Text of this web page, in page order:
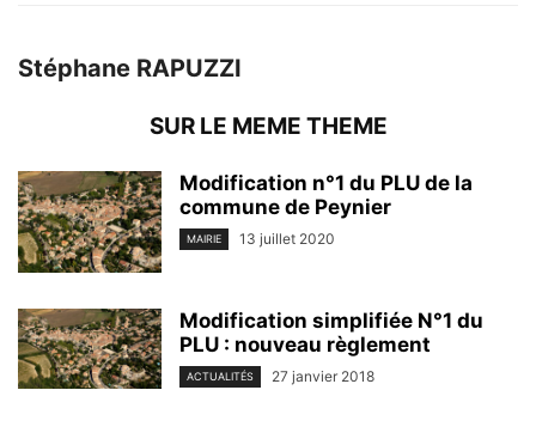
Stéphane RAPUZZI
SUR LE MEME THEME
Modification n°1 du PLU de la
commune de Peynier
MAIRIE 13 juillet 2020
Modification simplifiée N°1 du
PLU : nouveau règlement
ACTUALITÉS 27 janvier 2018